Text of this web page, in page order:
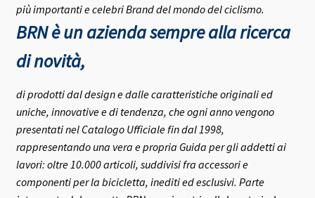
più importanti e celebri Brand del mondo del ciclismo.
BRN è un azienda sempre alla ricerca
di novità,
di prodotti dal design e dalle caratteristiche originali ed
uniche, innovative e di tendenza, che ogni anno vengono
presentati nel Catalogo Ufficiale fin dal 1998,
rappresentando una vera e propria Guida per gli addetti ai
lavori: oltre 10.000 articoli, suddivisi fra accessori e
componenti per la bicicletta, inediti ed esclusivi. Parte